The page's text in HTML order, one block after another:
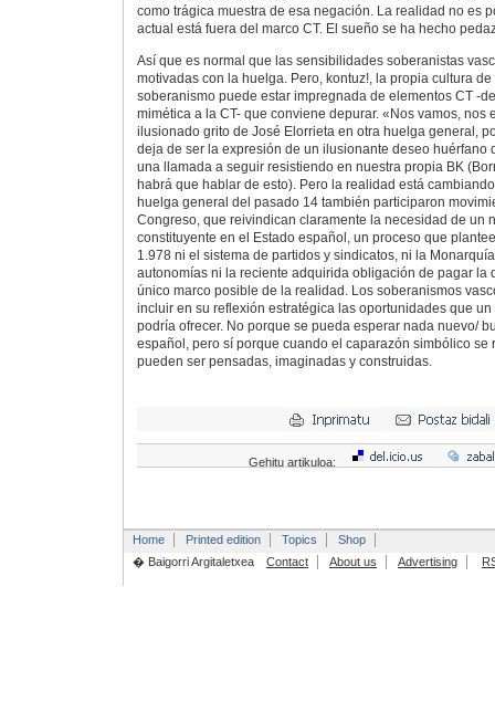
como trágica muestra de esa negación. La realidad no es
actual está fuera del marco CT. El sueño se ha hecho
Así que es normal que las sensibilidades soberanistas
motivadas con la huelga. Pero, kontuz!, la propia cultura
soberanismo puede estar impregnada de elementos CT -
mimética a la CT- que conviene depurar. «Nos vamos, nos
ilusionado grito de José Elorrieta en otra huelga general,
deja de ser la expresión de un ilusionante deseo huérfano
una llamada a seguir resistiendo en nuestra propia BK
habrá que hablar de esto). Pero la realidad está
huelga general del pasado 14 también participaron
Congreso, que reivindican claramente la necesidad de un
constituyente en el Estado español, un proceso que
1.978 ni el sistema de partidos y sindicatos, ni la
autonomías ni la reciente adquirida obligación de pagar la
único marco posible de la realidad. Los soberanismos
incluir en su reflexión estratégica las oportunidades que
podría ofrecer. No porque se pueda esperar nada nuevo/
español, pero sí porque cuando el caparazón simbólico se
pueden ser pensadas, imaginadas y construidas.
Gehitu artikuloa:
Home Printed edition Topics
Shop
� Baigorri Argitaletxea
Contact About us Advertising